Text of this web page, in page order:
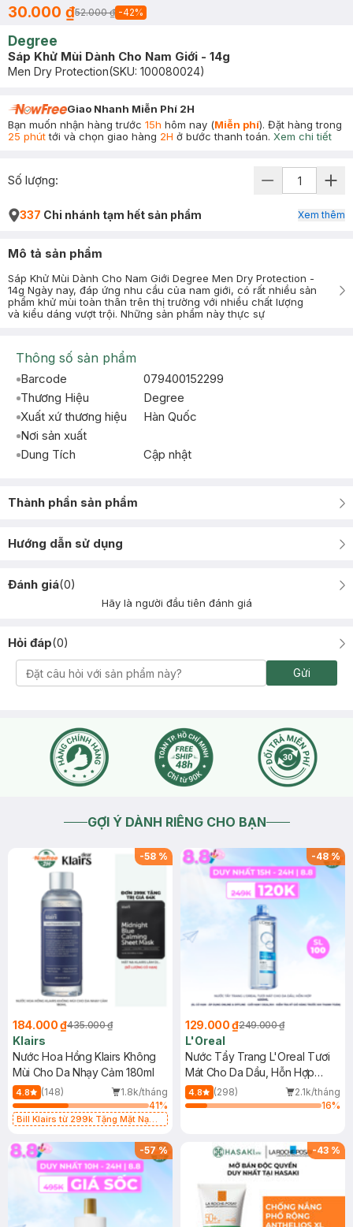
30.000 ₫52.000 ₫ -42%
Degree
Sáp Khử Mùi Dành Cho Nam Giới - 14g
Men Dry Protection(SKU: 100080024)
Giao Nhanh Miễn Phí 2H
Bạn muốn nhận hàng trước 15h hôm nay (Miễn phí). Đặt hàng trong
25 phúttới và chọn giao hàng 2H ở bước thanh toán. Xem chi tiết
Số lượng:
337 Chi nhánh tạm hết sản phẩm Xem thêm
Mô tả sản phẩm
Sáp Khử Mùi Dành Cho Nam Giới Degree Men Dry Protection -
14g Ngày nay, đáp ứng nhu cầu của nam giới, có rất nhiều sản
phẩm khử mùi toàn thân trên thị trường với nhiều chất lượng
và kiểu dáng vượt trội. Những sản phẩm này thực sự
Thông số sản phẩm
Barcode
079400152299
Thương Hiệu
Degree
Xuất xứ thương hiệu
Hàn Quốc
Nơi sản xuất
Dung Tích
Cập nhật
Thành phần sản phẩm
Hướng dẫn sử dụng
Đánh giá(0)
Hãy là người đầu tiên đánh giá
Hỏi đáp(0)
Gửi
GỢI Ý DÀNH RIÊNG CHO BẠN
-58 %
184.000 ₫435.000 ₫
Klairs
Nước Hoa Hồng Klairs Không
Mùi Cho Da Nhạy Cảm 180ml
4.8 (148)
1.8k/tháng
41%
Bill Klairs từ 299k Tặng Mặt Nạ
25ml (SL Có Hạn)
-48%
129.000 ₫249.000 ₫
L'Oreal
Nước Tẩy Trang L'Oreal Tươi
Mát Cho Da Dầu, Hỗn Hợp
400ml
4.8 (298)
2.1k/tháng
16%
-57% -43 %